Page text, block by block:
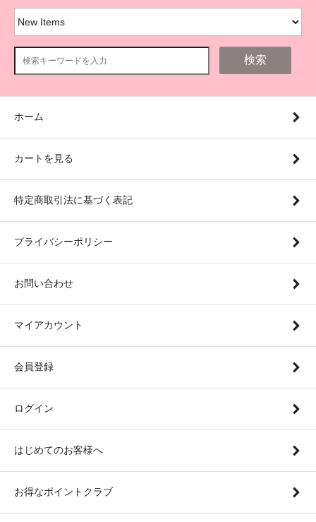
検索
ホーム
カートを見る
特定商取引法に基づく表記
プライバシーポリシー
お問い合わせ
マイアカウント
会員登録
ログイン
はじめてのお客様へ
お得なポイントクラブ